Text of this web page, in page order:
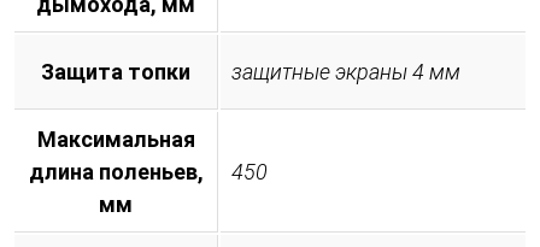
Защита топки защитные экраны 4 мм
Максимальная
длина поленьев,
мм
450